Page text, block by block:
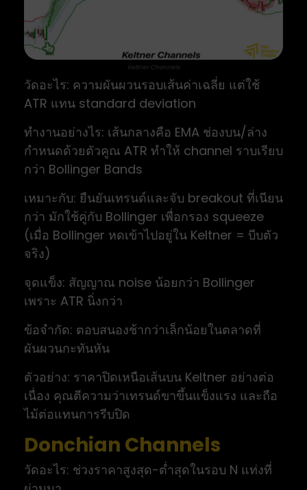
Keltner Channels
วัดอะไร: ความผันผวนรอบเส้นค่าเฉลี่ย แต่ใช้
ATR แทน standard deviation
ทำงานอย่างไร: เส้นกลางคือ EMA ช่องบน/ล่าง
กำหนดด้วยตัวคูณ ATR ทำให้ channel ราบเรียบ
กว่า Bollinger Bands
เหมาะกับ: ยืนยันเทรนด์และจับ breakout ที่เนียน
กว่า มักใช้คู่กับ Bollinger เพื่อกรอง squeeze
(เมื่อ Bollinger หดเข้าไปอยู่ใน Keltner = บีบตัว
จริง)
จุดแข็ง: สัญญาณ noise น้อยกว่า Bollinger
เพราะ ATR นิ่งกว่า
ข้อจำกัด: ตอบสนองช้ากว่าเล็กน้อยในตลาดที่
ผันผวนกะทันหัน
ตัวอย่าง: ราคาปิดเหนือเส้นบน Keltner อย่างต่อ
เนื่อง คุณตีความว่าเทรนด์ขาขึ้นแข็งแรง และถือ
ไม้ต่อแทนการรีบปิด
Donchian Channels
วัดอะไร: ช่วงราคาสูงสุด-ต่ำสุดในรอบ N แท่งที่